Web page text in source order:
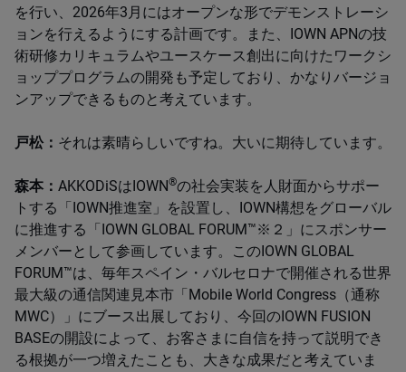
を行い、2026年3月にはオープンな形でデモンストレーシ
ョンを行えるようにする計画です。また、IOWN APNの技
術研修カリキュラムやユースケース創出に向けたワークシ
ョッププログラムの開発も予定しており、かなりバージョ
ンアップできるものと考えています。
戸松： それは素晴らしいですね。大いに期待しています。
森本： AKKODiSはIOWN®の社会実装を人財面からサポー
トする「IOWN推進室」を設置し、IOWN構想をグローバル
に推進する「IOWN GLOBAL FORUM™※２」にスポンサー
メンバーとして参画しています。このIOWN GLOBAL
FORUM™は、毎年スペイン・バルセロナで開催される世界
最大級の通信関連見本市「Mobile World Congress（通称
MWC）」にブース出展しており、今回のIOWN FUSION
BASEの開設によって、お客さまに自信を持って説明でき
る根拠が一つ増えたことも、大きな成果だと考えていま